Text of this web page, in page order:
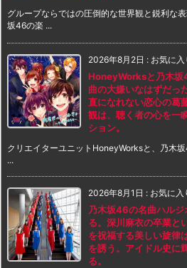
グループならではの圧倒的な世界観と鋭利な
坂46の楽 ...
2026年8月2日 : お気に入
HoneyWorksと乃木坂
曲の大嫌いなはずだっ
直になれない恋心の葛
観は、聴く者の心を一
ション。
クリエイターユニットHoneyWorksと、乃木
...
2026年8月1日 : お気に入
乃木坂46の名曲ハル
る。深川麻衣の卒業と
を祝福する美しい旋律
を誘う。アイドル史に
る。